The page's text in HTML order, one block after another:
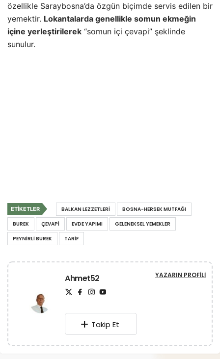
özellikle Saraybosna’da özgün biçimde servis edilen bir
yemektir. Lokantalarda genellikle somun ekmeğin
içine yerleştirilerek “somun içi çevapi” şeklinde
sunulur.
ETIKETLER BALKAN LEZZETLERI
BOSNA-HERSEK MUTFAĞI
BUREK
ÇEVAPI EVDE YAPIMI
GELENEKSEL YEMEKLER
PEYNIRLI BUREK
TARIF
Ahmet52 YAZARIN PROFILI
Takip Et